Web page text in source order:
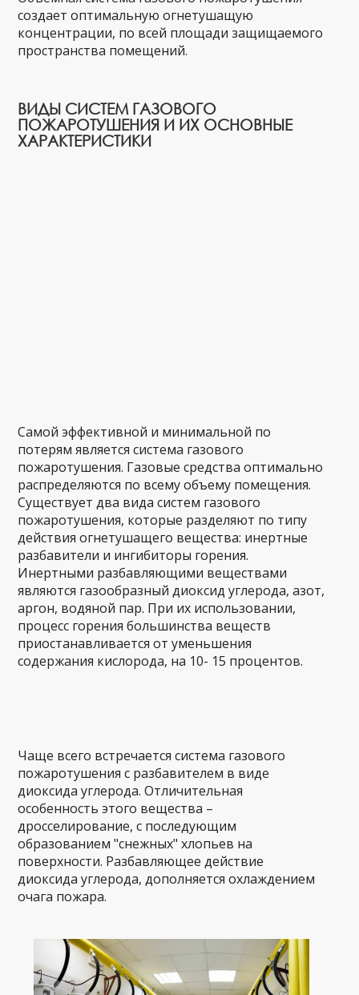
создает оптимальную огнетушащую
концентрации, по всей площади защищаемого
пространства помещений.
ВИДЫ СИСТЕМ ГАЗОВОГО
ПОЖАРОТУШЕНИЯ И ИХ ОСНОВНЫЕ
ХАРАКТЕРИСТИКИ
Самой эффективной и минимальной по
потерям является система газового
пожаротушения. Газовые средства оптимально
распределяются по всему объему помещения.
Существует два вида систем газового
пожаротушения, которые разделяют по типу
действия огнетушащего вещества: инертные
разбавители и ингибиторы горения.
Инертными разбавляющими веществами
являются газообразный диоксид углерода, азот,
аргон, водяной пар. При их использовании,
процесс горения большинства веществ
приостанавливается от уменьшения
содержания кислорода, на 10- 15 процентов.
Чаще всего встречается система газового
пожаротушения с разбавителем в виде
диоксида углерода. Отличительная
особенность этого вещества –
дросселирование, с последующим
образованием "снежных" хлопьев на
поверхности. Разбавляющее действие
диоксида углерода, дополняется охлаждением
очага пожара.